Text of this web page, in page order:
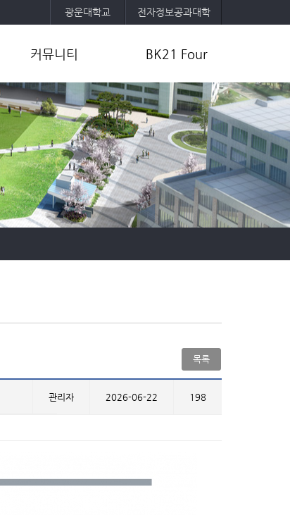
광운대학교 전자정보공과대학
커뮤니티
공지사항
취업정보
자유게시판
포토갤러리
학과소모임
BK21 Four
사업목표 및 내용
교육팀 및 참여교수 소개
사업성과
연구활동
기타자료
목록
관리자 2026-06-22 198